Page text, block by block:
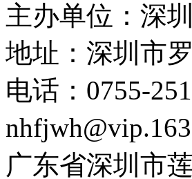
主办单位：深
地址：深圳市
电话：0755-
广东省深圳市